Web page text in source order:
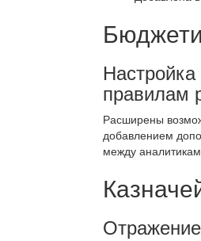
правилам
Расширены
добавлением
между